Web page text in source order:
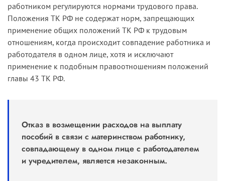
работником регулируются нормами трудового права.
Положения ТК РФ не содержат норм, запрещающих
применение общих положений ТК РФ к трудовым
отношениям, когда происходит совпадение работника и
работодателя в одном лице, хотя и исключают
применение к подобным правоотношениям положений
главы 43 ТК РФ.
Отказ в возмещении расходов на выплату
пособий в связи с материнством работнику,
совпадающему в одном лице с работодателем
и учредителем, является незаконным.